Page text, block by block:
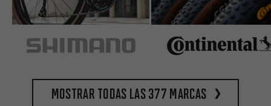
Mostrar todas las 377 marcas